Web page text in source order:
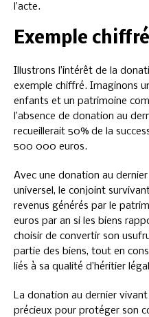
l’acte.
Exemple chiffré
Illustrons l’intérêt de la
exemple chiffré. Imaginons
enfants et un patrimoine
l’absence de donation au
recueillerait 50% de la
500 000 euros.
Avec une donation au
universel, le conjoint
revenus générés par le
euros par an si les biens
choisir de convertir son
partie des biens, tout en
liés à sa qualité d’héritier
La donation au dernier
précieux pour protéger son